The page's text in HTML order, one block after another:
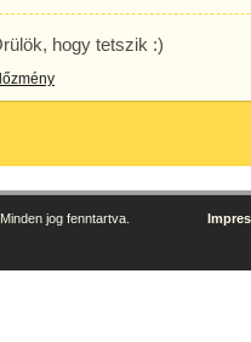
hogy tetszik :)
jog fenntartva.